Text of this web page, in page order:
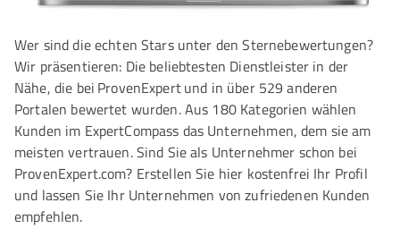
Wer sind die echten Stars unter den Sternebewertungen?
Wir präsentieren: Die beliebtesten Dienstleister in der
Nähe, die bei ProvenExpert und in über 529 anderen
Portalen bewertet wurden. Aus 180 Kategorien wählen
Kunden im ExpertCompass das Unternehmen, dem sie am
meisten vertrauen. Sind Sie als Unternehmer schon bei
ProvenExpert.com? Erstellen Sie hier kostenfrei Ihr Profil
und lassen Sie Ihr Unternehmen von zufriedenen Kunden
empfehlen.